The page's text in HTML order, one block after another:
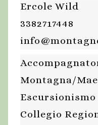
Ercole Wild
3382717448
Montagna/
Escursionismo
Collegio